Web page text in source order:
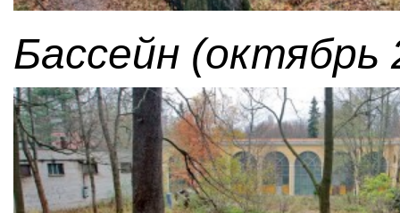
Бассейн (октябрь